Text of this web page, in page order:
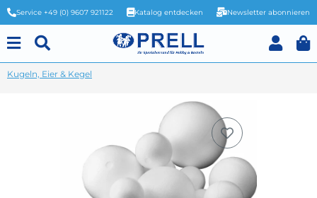
Service +49 (0) 9607 921122 Katalog entdecken Newsletter abonnieren
Kugeln, Eier & Kegel